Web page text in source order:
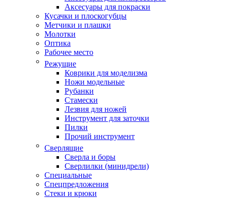
Аксесуары для покраски
Кусачки и плоскогубцы
Метчики и плашки
Молотки
Оптика
Рабочее место
Режущие
Коврики для моделизма
Ножи модельные
Рубанки
Стамески
Лезвия для ножей
Инструмент для заточки
Пилки
Прочий инструмент
Сверлящие
Сверла и боры
Сверлилки (минидрели)
Специальные
Спецпредложения
Стеки и крюки